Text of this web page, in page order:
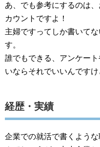
あ、でも参考にするのは
カウントですよ！
主婦ですってしか書いて
す。
誰でもできる、アンケー
いならそれでいいんですけ
経歴・実績
企業での就活で書くよう